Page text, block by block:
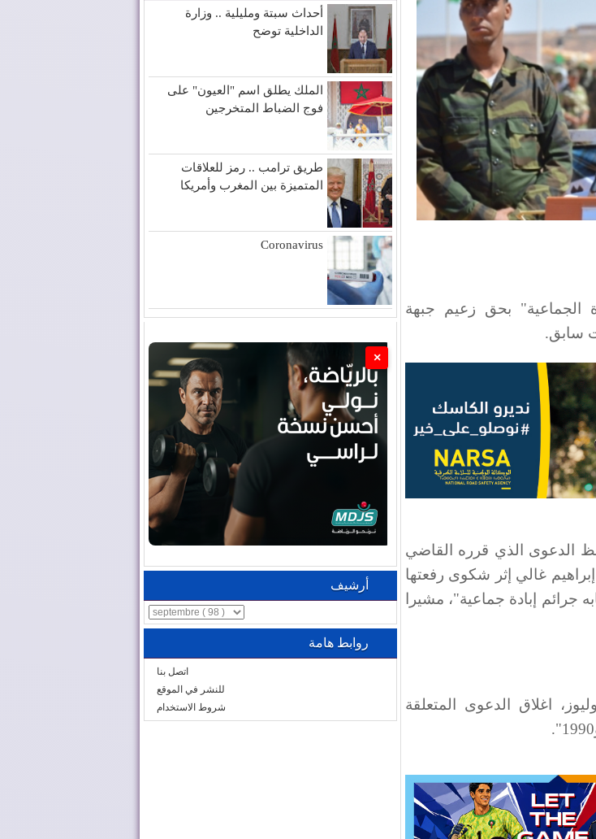
الجماعية" بحق زعيم جبهة
سابق.
الدعوى الذي قرره القاضي
إبراهيم غالي إثر شكوى رفعتها
جرائم إبادة جماعية"، مشيرا
اغلاق الدعوى المتعلقة
أحداث سبتة ومليلية .. وزارة
الداخلية توضح
الملك يطلق اسم "العيون" على
فوج الضباط المتخرجين
طريق ترامب .. رمز للعلاقات
المتميزة بين المغرب وأمريكا
Coronavirus
×
أرشيف
روابط هامة
اتصل بنا
للنشر في الموقع
شروط الاستخدام